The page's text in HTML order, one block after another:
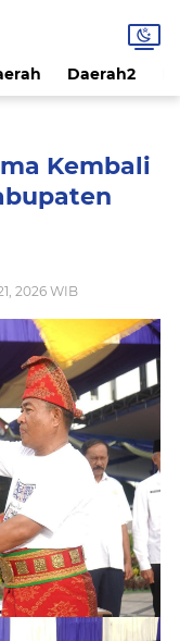
Daerah2
Kembali
2026 WIB